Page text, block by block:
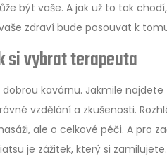
být vaše. A jak už to tak
zdraví bude posouvat k
si vybrat terapeuta
kavárnu. Jakmile
vzdělání a zkušenosti.
ale o celkové péči. A pro
je zážitek, který si zamilujete.